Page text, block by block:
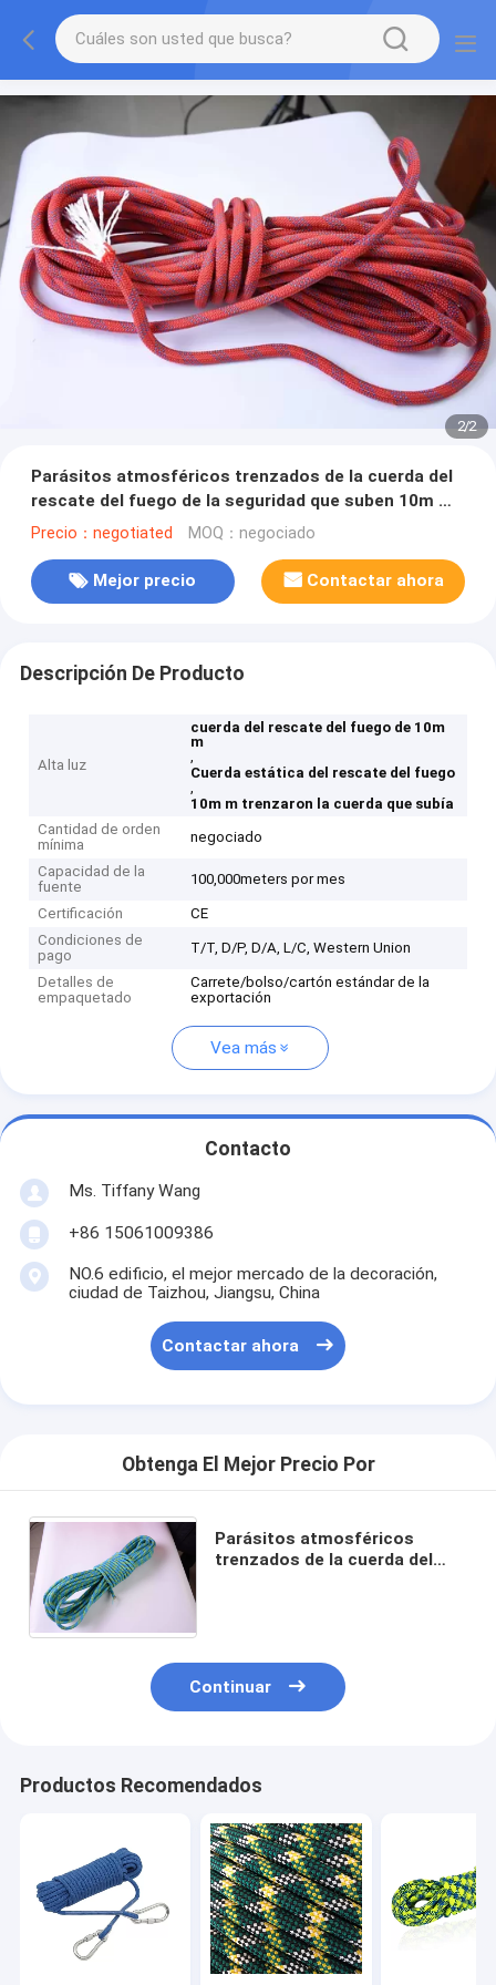
2/2
Parásitos atmosféricos trenzados de la cuerda del
rescate del fuego de la seguridad que suben 10m m
al aire libre
Precio：negotiated MOQ：negociado
Mejor precio Contactar ahora
Descripción De Producto
Alta luz
cuerda del rescate del fuego de 10m
m
,
Cuerda estática del rescate del fuego
,
10m m trenzaron la cuerda que subía
Cantidad de orden
mínima
negociado
Capacidad de la
fuente
100,000meters por mes
Certificación
CE
Condiciones de
pago
T/T, D/P, D/A, L/C, Western Union
Detalles de
empaquetado
Carrete/bolso/cartón estándar de la
exportación
Vea más
Contacto
Ms. Tiffany Wang
+86 15061009386
NO.6 edificio, el mejor mercado de la decoración,
ciudad de Taizhou, Jiangsu, China
Contactar ahora
Obtenga El Mejor Precio Por
Parásitos atmosféricos
trenzados de la cuerda del
Continuar
Productos Recomendados